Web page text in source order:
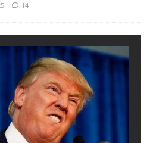
14